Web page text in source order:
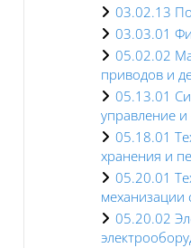
03.02.13
03.03.01
05.02.02
приводов и
05.13.01
управление и
05.18.01
хранения и
05.20.01
механизации
05.20.02